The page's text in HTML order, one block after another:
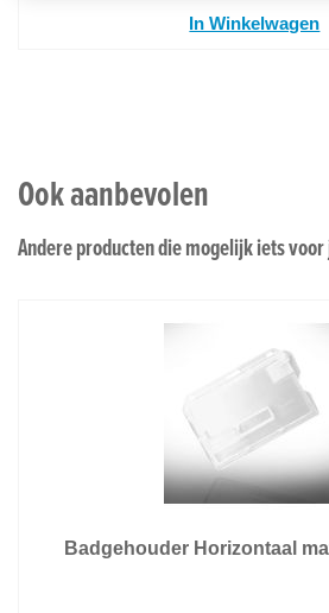
In Winkelwagen
Ook aanbevolen
Andere producten die mogelijk iets
Badgehouder Horizontaal